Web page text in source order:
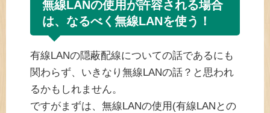
無線LANの使用が許容される場合
は、なるべく無線LANを使う！
有線LANの隠蔽配線についての話であるにも
関わらず、いきなり無線LANの話？と思われ
るかもしれません。
ですがまずは、無線LANの使用(有線LANとの